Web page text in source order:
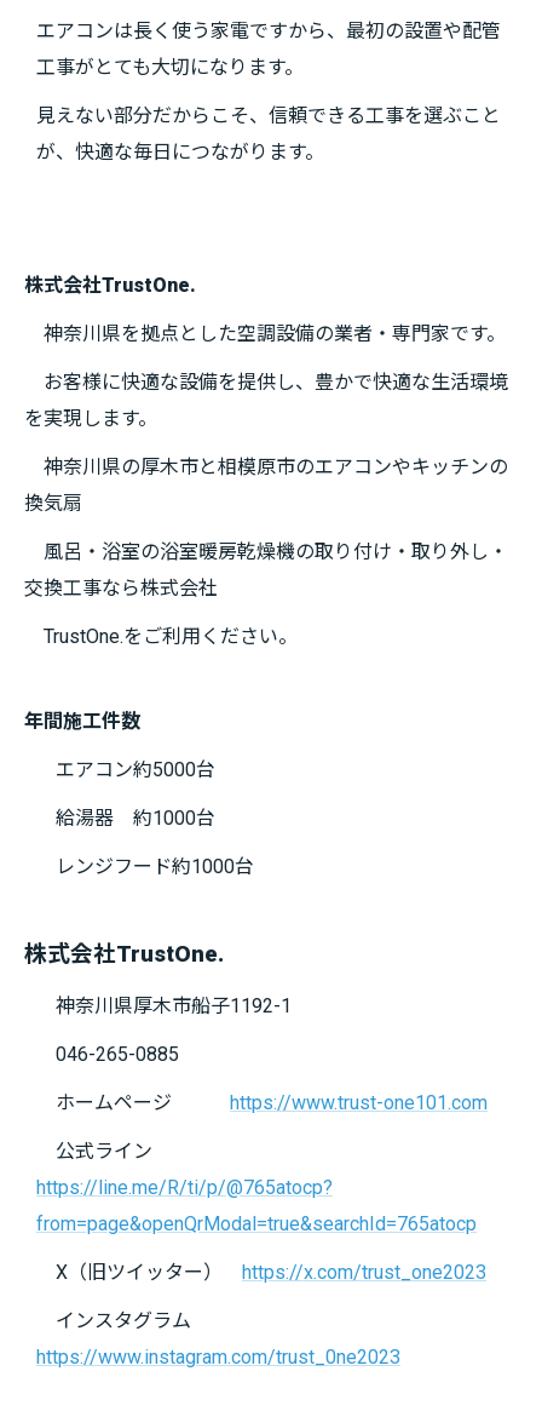
エアコンは長く使う家電ですから、最初の設置や配管
工事がとても大切になります。
見えない部分だからこそ、信頼できる工事を選ぶこと
が、快適な毎日につながります。
株式会社TrustOne.
神奈川県を拠点とした空調設備の業者・専門家です。
お客様に快適な設備を提供し、豊かで快適な生活環境
を実現します。
神奈川県の厚木市と相模原市のエアコンやキッチンの
換気扇
風呂・浴室の浴室暖房乾燥機の取り付け・取り外し・
交換工事なら株式会社
TrustOne.をご利用ください。
年間施工件数
エアコン約5000台
給湯器 約1000台
レンジフード約1000台
株式会社TrustOne.
神奈川県厚木市船子1192-1
046-265-0885
ホームページ https://www.trust-one101.com
公式ライン
https://line.me/R/ti/p/@765atocp?
from=page&openQrModal=true&searchId=765atocp
X（旧ツイッター） https://x.com/trust_one2023
インスタグラム
https://www.instagram.com/trust_0ne2023